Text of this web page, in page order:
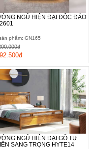
NGỦ HIỆN ĐẠI ĐỘC ĐÁO
phẩm: GN165
NGỦ HIỆN ĐẠI GỖ TỰ
SANG TRỌNG HYTE14